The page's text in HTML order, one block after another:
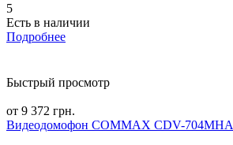
5
Есть в наличии
Подробнее
Быстрый просмотр
от 9 372 грн.
Видеодомофон COMMAX CDV-704MHA